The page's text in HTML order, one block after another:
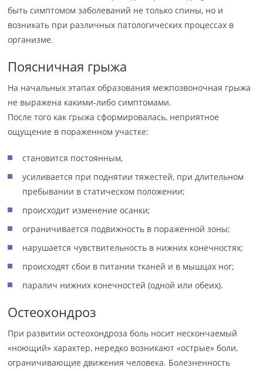
быть симптомом заболеваний не только спины, но и
возникать при различных патологических процессах в
организме.
Поясничная грыжа
На начальных этапах образования межпозвоночная грыжа
не выражена какими-либо симптомами.
После того как грыжа сформировалась, неприятное
ощущение в пораженном участке:
становится постоянным,
усиливается при поднятии тяжестей, при длительном
пребывании в статическом положении;
происходит изменение осанки;
ограничивается подвижность в пораженной зоны;
нарушается чувствительность в нижних конечностях;
происходят сбои в питании тканей и в мышцах ног;
паралич нижних конечностей (одной или обеих).
Остеохондроз
При развитии остеохондроза боль носит нескончаемый
«ноющий» характер, нередко возникают «острые» боли,
ограничивающие движения человека. Болезненность